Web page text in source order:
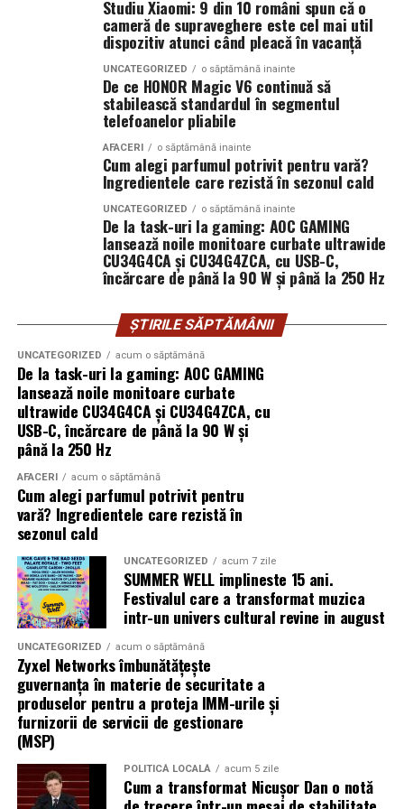
La marginea unui oraș în expansiune, un teren agricol a
fost folosit constant de un mic antreprenor local. L-a
împrejmuit. L-a cultivat. A investit în irigații.
Proprietarul din acte locuiește în străinătate și nu a
intervenit timp de peste 15 ani.
Când decide să vândă terenul, descoperă că altcineva îl
Nu mai e doar o discuție despre acte. Devine o analiză a
comportamentului în timp. Instanța cântărește
pasivitatea proprietarului versus acțiunile concrete ale
Procedura în instanță: ritm și
blocaje
Procesele de revendicare nu se rezolvă rapid. Dosarele
includ expertize, martori, verificări cadastrale.
Termenele se întind.
În unele cazuri, litigiul durează ani.
Se întâmplă. Des.
Instanțele se confruntă cu dosare vechi, acte
incomplete și situații juridice suprapuse. Mai ales în
marile orașe sau în zonele afectate de retrocedări.
Ce poate face proprietarul
Nu există o rețetă universală, dar câteva direcții apar
constant în practică:
inclusiv istoricul imobilului
380 V trifazic, priză încărcare auto electric
Climatizare:aer condiționat integrat pentru
menținerea bateriilor la temperatură optimă
Mobilitate:roți tip off-road pentru deplasare
pe teren accidentat
beneficiarului. La cerere, modelul poate fi extins cu prize
suplimentare, sisteme de iluminat exterior, monitorizare la
distanță și conectivitate GSM.
Gama completă: de la 3 metri la 12 metri
lungime container
Modelul livrat către beneficiar reprezintă varianta de intrare a
gamei UZINEX. Producătorul oferăcentrale fotovoltaice
mobileîn configurații adaptate volumului de consum al fiecărui
client, de la modelul compact până la containerul industrial 40 ft.
La capătul superior al gamei, containerul de 12 metri lungime
poate găzdui până la 160 kW panouri fotovoltaice instalate și 620
kWh capacitate de stocare — o autonomie comparabilă cu o
microcentrală fixă, fără constrângerile birocratice ale acesteia.
Toate variantele sunt customizabile pe specificul fiecărui proiect.
Aplicații dincolo de șantierele civile
Ocentrală fotovoltaică mobilăeste o soluție multi-funcțională.
Aplicațiile identificate de UZINEX includ:
Echipamente electrice alimentate pe fonduri europene
Studiu Xiaomi: 9 din 10 români spun că o
cameră de supraveghere este cel mai util
dispozitiv atunci când pleacă în vacanță
UNCATEGORIZED o săptămână inainte
De ce HONOR Magic V6 continuă să
stabilească standardul în segmentul
telefoanelor pliabile
AFACERI o săptămână inainte
Cum alegi parfumul potrivit pentru vară?
Ingredientele care rezistă în sezonul cald
UNCATEGORIZED o săptămână inainte
De la task-uri la gaming: AOC GAMING
lansează noile monitoare curbate ultrawide
CU34G4CA și CU34G4ZCA, cu USB-C,
încărcare de până la 90 W și până la 250 Hz
ȘTIRILE SĂPTĂMÂNII
UNCATEGORIZED acum o săptămână
De la task-uri la gaming: AOC GAMING
lansează noile monitoare curbate
ultrawide CU34G4CA și CU34G4ZCA, cu
USB-C, încărcare de până la 90 W și
până la 250 Hz
AFACERI acum o săptămână
Cum alegi parfumul potrivit pentru
vară? Ingredientele care rezistă în
sezonul cald
UNCATEGORIZED acum 7 zile
SUMMER WELL implineste 15 ani.
Festivalul care a transformat muzica
intr-un univers cultural revine in august
UNCATEGORIZED acum o săptămână
Zyxel Networks îmbunătățește
guvernanța în materie de securitate a
produselor pentru a proteja IMM-urile și
furnizorii de servicii de gestionare
(MSP)
POLITICĂ LOCALĂ acum 5 zile
Cum a transformat Nicușor Dan o notă